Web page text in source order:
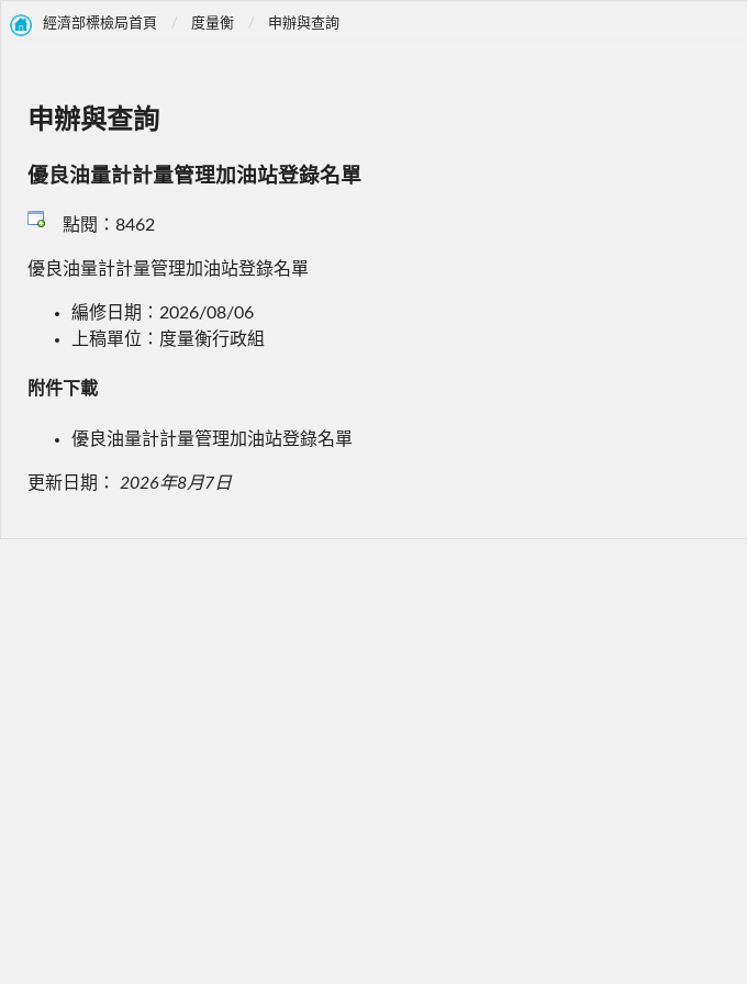
經濟部標檢局首頁 度量衡 申辦與查詢
申辦與查詢
優良油量計計量管理加油站登錄名單
點閱：8462
優良油量計計量管理加油站登錄名單
編修日期：2026/08/06
上稿單位：度量衡行政組
附件下載
優良油量計計量管理加油站登錄名單
更新日期： 2026年8月7日